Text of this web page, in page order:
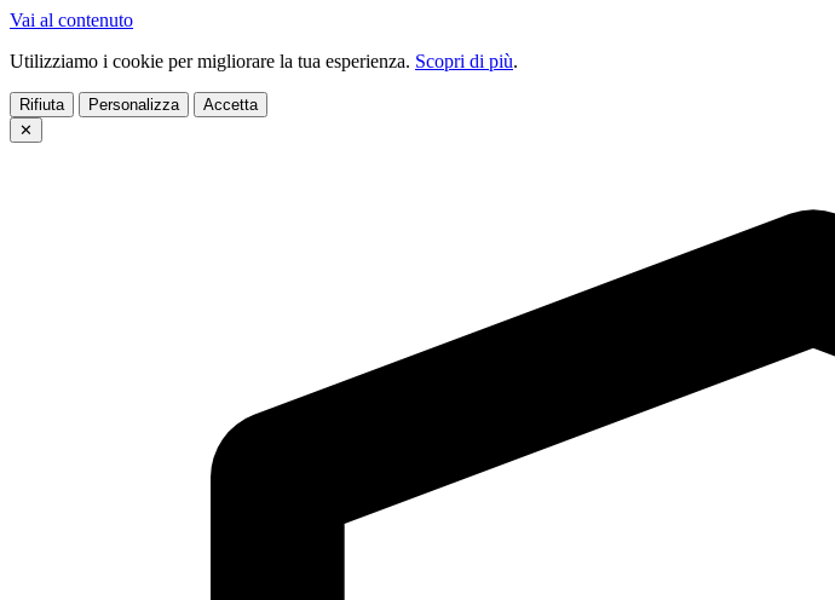
Vai al contenuto
Utilizziamo i cookie per migliorare la tua esperienza. Scopri di più.
Rifiuta Personalizza
Accetta
✕